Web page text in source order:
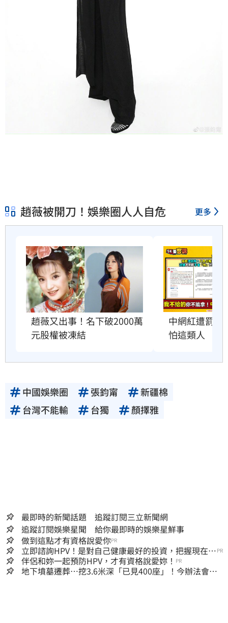
趙薇被開刀！娛樂圈人人自危 更多
趙薇又出事！名下破2000萬
元股權被凍結
中網紅遭罰
怕這類人
中國娛樂圈 張鈞甯
新疆棉
台灣不能輸
台獨 顏擇雅
最即時的新聞話題 追蹤訂閱三立新聞網
追蹤訂閱娛樂星聞 給你最即時的娛樂星鮮事
做到這點才有資格說愛你PR
立即諮詢HPV！是對自己健康最好的投資，把握現在不
嫌晚！
PR
伴侶和妳一起預防HPV，才有資格說愛妳！ PR
地下墳墓遷葬…挖3.6米深「已見400座」！今辦法會安